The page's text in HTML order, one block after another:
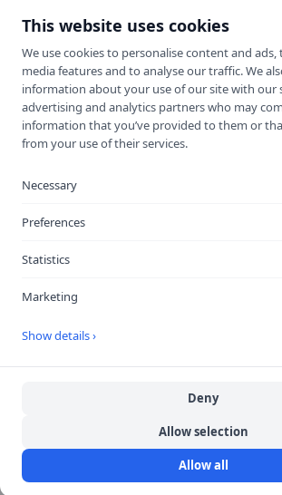
Körkortskalkylator
Hitta rätt trafikskola för dig.
UTFORSKA
Jämför trafikskolor
Kalkylator
Trafikskolor
Vägmärken
Halkbanor
Lokala guider
Om oss
Vanliga frågor
This website uses cookies
We use cookies to personalise content and
media features and to analyse our traffic. We
information about your use of our site with our
advertising and analytics partners who may
information that you’ve provided to them or
from your use of their services.
Necessary
Preferences
Statistics
Marketing
Show details ›
Deny
Allow selection
Allow all